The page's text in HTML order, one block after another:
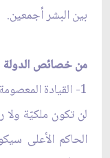
بين البشر أجمعين.
من خصائص الدولة
1- القيادة
لن تكون ملكيّة ولا
الحاكم الأعلى